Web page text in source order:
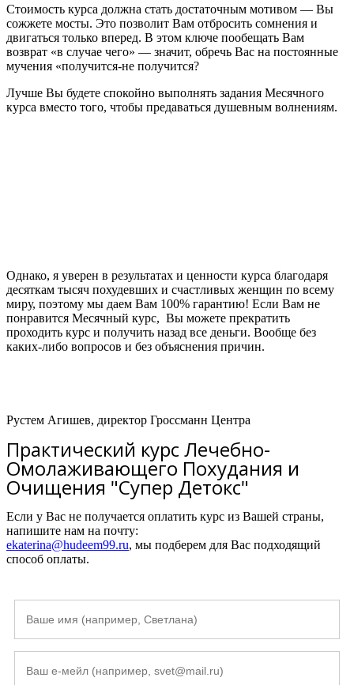
Стоимость курса должна стать достаточным мотивом — Вы
сожжете мосты. Это позволит Вам отбросить сомнения и
двигаться только вперед. В этом ключе пообещать Вам
возврат «в случае чего» — значит, обречь Вас на постоянные
мучения «получится-не получится?
Лучше Вы будете спокойно выполнять задания Месячного
курса вместо того, чтобы предаваться душевным волнениям.
Однако, я уверен в результатах и ценности курса благодаря
десяткам тысяч похудевших и счастливых женщин по всему
миру, поэтому мы даем Вам 100% гарантию! Если Вам не
понравится Месячный курс, Вы можете прекратить
проходить курс и получить назад все деньги. Вообще без
каких-либо вопросов и без объяснения причин.
Рустем Агишев, директор Гроссманн Центра
Практический курс Лечебно-
Омолаживающего Похудания и
Очищения "Супер Детокс"
Если у Вас не получается оплатить курс из Вашей страны,
напишите нам на почту:
ekaterina@hudeem99.ru, мы подберем для Вас подходящий
способ оплаты.